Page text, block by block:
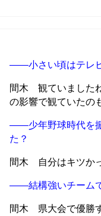
——小さい頃はテレ
間木 観ていました
の影響で観ていたの
——少年野球時代を
た？
間木 自分はキツか
——結構強いチーム
間木 県大会で優勝